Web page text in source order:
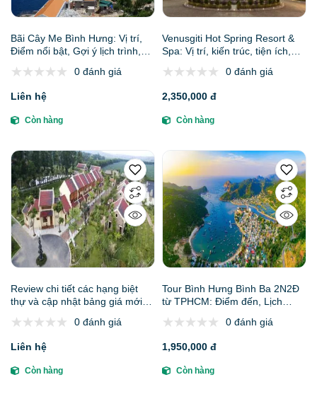
Bãi Cây Me Bình Hưng: Vị trí,
Điểm nổi bật, Gợi ý lịch trình,
0 đánh giá
Liên hệ
Còn hàng
Venusgiti Hot Spring Resort &
Spa: Vị trí, kiến trúc, tiện ích,
vị uy tín
0 đánh giá
2,350,000 đ
Còn hàng
Review chi tiết các hạng biệt
thự và cập nhật bảng giá mới
Villas Phú Thọ0 đánh giá
Liên hệ
Còn hàng
Tour Bình Hưng Bình Ba 2N2Đ
từ TPHCM: Điểm đến, Lịch
Gợi ý đơn vị uy tín0 đánh giá
1,950,000 đ
Còn hàng